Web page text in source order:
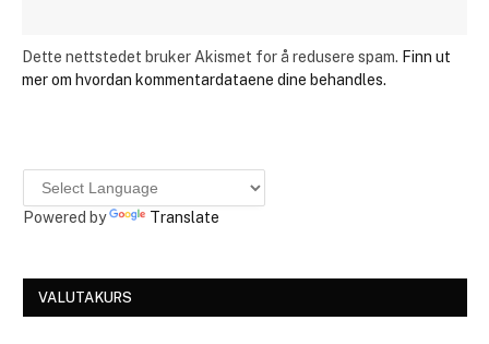
Dette nettstedet bruker Akismet for å redusere spam. Finn ut
mer om hvordan kommentardataene dine behandles.
Powered by Translate
VALUTAKURS